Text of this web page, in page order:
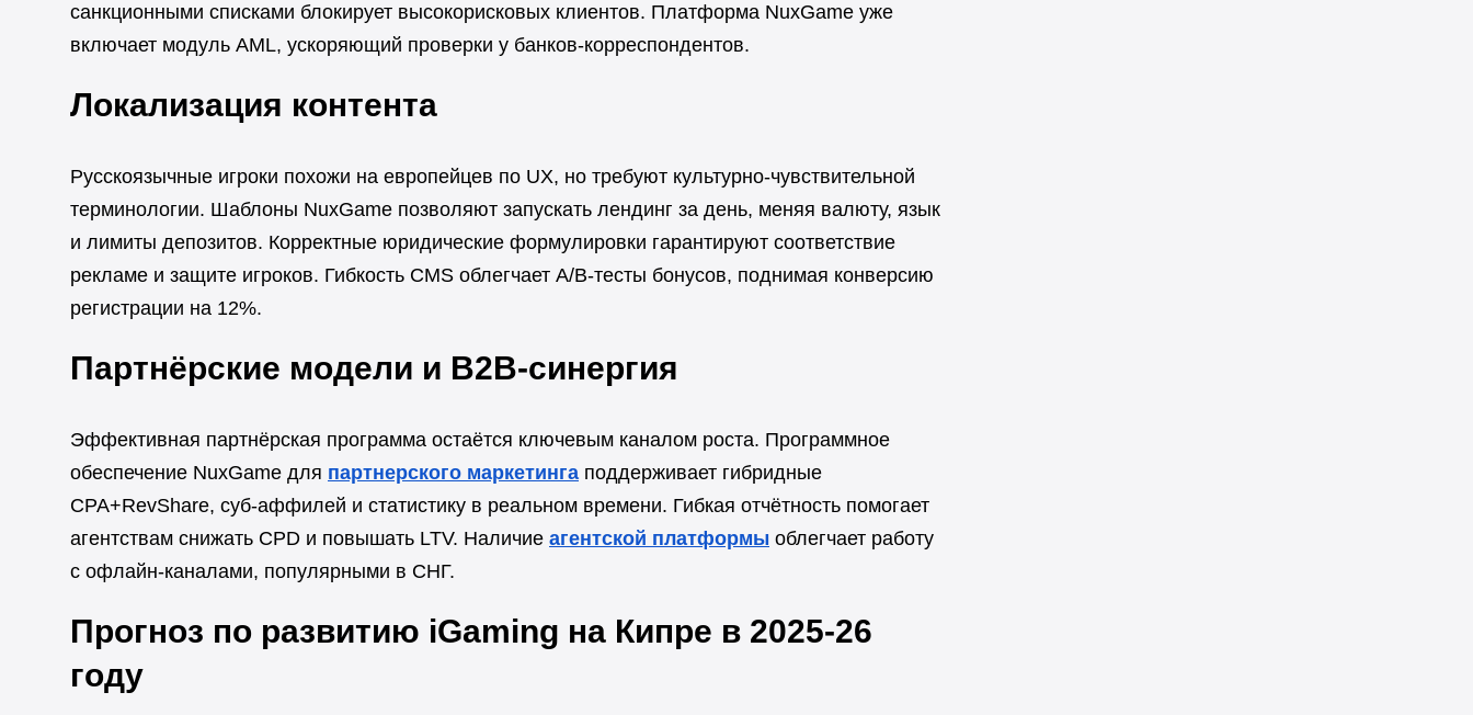
санкционными списками блокирует высокорисковых клиентов. Платформа NuxGame уже
включает модуль AML, ускоряющий проверки у банков-корреспондентов.
Локализация контента
Русскоязычные игроки похожи на европейцев по UX, но требуют культурно-чувствительной
терминологии. Шаблоны NuxGame позволяют запускать лендинг за день, меняя валюту, язык
и лимиты депозитов. Корректные юридические формулировки гарантируют соответствие
рекламе и защите игроков. Гибкость CMS облегчает A/B-тесты бонусов, поднимая конверсию
регистрации на 12%.
Партнёрские модели и B2B-синергия
Эффективная партнёрская программа остаётся ключевым каналом роста. Программное
обеспечение NuxGame для партнерского маркетинга поддерживает гибридные
CPA+RevShare, суб-аффилей и статистику в реальном времени. Гибкая отчётность помогает
агентствам снижать CPD и повышать LTV. Наличие агентской платформы облегчает работу
с офлайн-каналами, популярными в СНГ.
Прогноз по развитию iGaming на Кипре в 2025-26
году